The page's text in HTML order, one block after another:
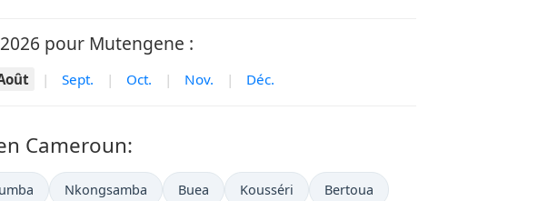
pour Mutengene :
| Sept. | Oct. | Nov. | Déc.
Cameroun:
Nkongsamba Buea Kousséri Bertoua